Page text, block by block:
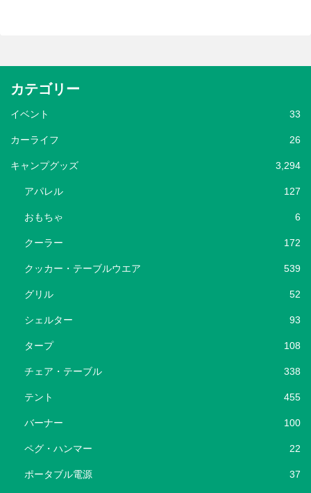
カテゴリー
イベント 33
カーライフ 26
キャンプグッズ 3,294
アパレル 127
おもちゃ 6
クーラー 172
クッカー・テーブルウエア 539
グリル 52
シェルター 93
タープ 108
チェア・テーブル 338
テント 455
バーナー 100
ペグ・ハンマー 22
ポータブル電源 37